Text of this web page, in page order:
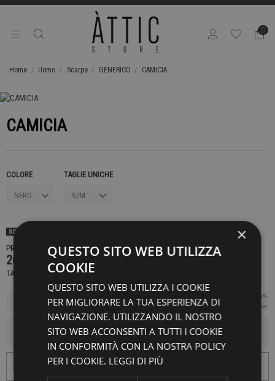
0
Home Uomo Scarpe GENERICO CAMICIA
CAMICIA
COLORE TAGLIE UNICHE
SOLD OUT
PRODOTTO NON DISPONIBILE CONTATTACI PER SAPERE DI PIÙ
269,00 €
TASSE INCLUSE
AGGIUNGI AL CARRELLO
×
QUESTO SITO WEB UTILIZZA
COOKIE
QUESTO SITO WEB UTILIZZA I COOKIE
PER MIGLIORARE LA TUA ESPERIENZA DI
NAVIGAZIONE. UTILIZZANDO IL NOSTRO
SITO WEB ACCONSENTI A TUTTI I COOKIE
IN CONFORMITÀ CON LA NOSTRA POLICY
PER I COOKIE. LEGGI DI PIÙ